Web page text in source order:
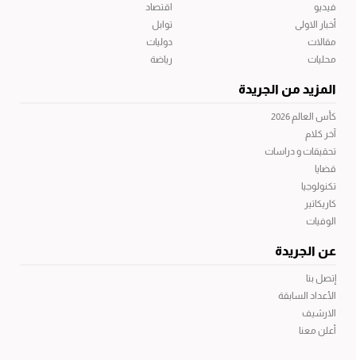
فيديو
أخبار الاولى
مقالات
محليات
اقتصاد
توابل
دوليات
رياضة
المزيد من الجريدة
كأس العالم 2026
آخر كلام
تحقيقات و دراسات
قضايا
تكنولوجيا
كاريكاتير
الوفيات
عن الجريدة
إتصل بنا
الأعداد السابقة
الارشيف
أعلن معنا